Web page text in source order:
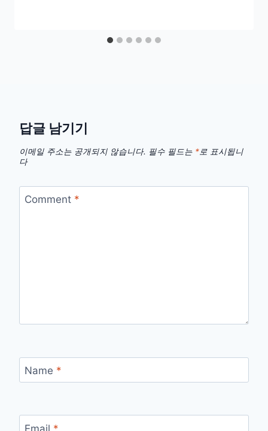
답글 남기기
이메일 주소는 공개되지 않습니다. 필수 필드는 *로 표시됩니
다
Comment *
Name *
Email *